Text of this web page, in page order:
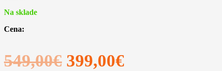
Na sklade
Cena:
549,00€ Pôvodná
399,00€